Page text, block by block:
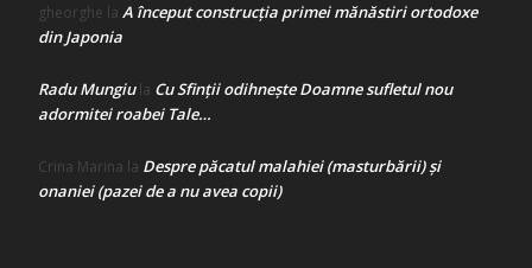
gheorghe la A început construcţia primei mănăstiri ortodoxe
din Japonia
Radu Mungiula Cu Sfinții odihnește Doamne sufletul nou
adormitei roabei Tale…
Crina Marina la Despre păcatul malahiei (masturbării) şi
onaniei (pazei de a nu avea copii)